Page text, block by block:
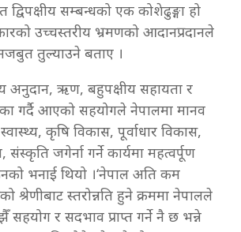
द्विपक्षीय सम्बन्धको एक कोशेढुङ्गा हो
उच्चस्तरीय भ्रमणको आदानप्रदानले
तुल्याउने बताए ।
अनुदान, ऋण, बहुपक्षीय सहायता र
गर्दै आएको सहयोगले नेपालमा मानव
कृषि विकास, पूर्वाधार विकास,
जगेर्ना गर्ने कार्यमा महत्वर्पूण
भनाई थियो ।‘नेपाल अति कम
श्रेणीबाट स्तरोन्नति हुने क्रममा नेपालले
सहयोग र सदभाव प्राप्त गर्ने नै छ भन्ने